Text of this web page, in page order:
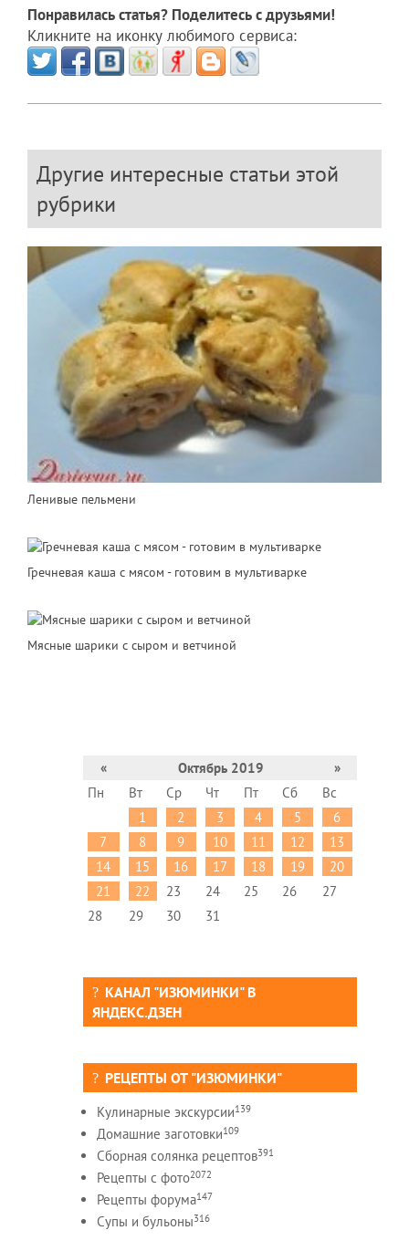
Понравилась статья? Поделитесь с друзьями!
Кликните на иконку любимого сервиса:
Другие интересные статьи этой
рубрики
Ленивые пельмени
Гречневая каша с мясом - готовим в мультиварке
Мясные шарики с сыром и ветчиной
« Октябрь 2019
»
Пн
Вт Ср Чт Пт Сб
Вс
1
2 3 4 5
6
7
8 9 10 11 12
13
14
15 16 17 18 19
20
21
22 23 24 25 26
27
28
29 30 31
КАНАЛ "ИЗЮМИНКИ" В
ЯНДЕКС.ДЗЕН
РЕЦЕПТЫ ОТ "ИЗЮМИНКИ"
Кулинарные экскурсии139
Домашние заготовки109
Сборная солянка рецептов391
Рецепты c фото2072
Рецепты форума147
Супы и бульоны316